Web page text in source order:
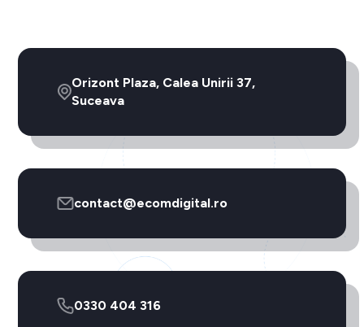
Orizont Plaza, Calea Unirii 37,
Suceava
contact@ecomdigital.ro
0330 404 316